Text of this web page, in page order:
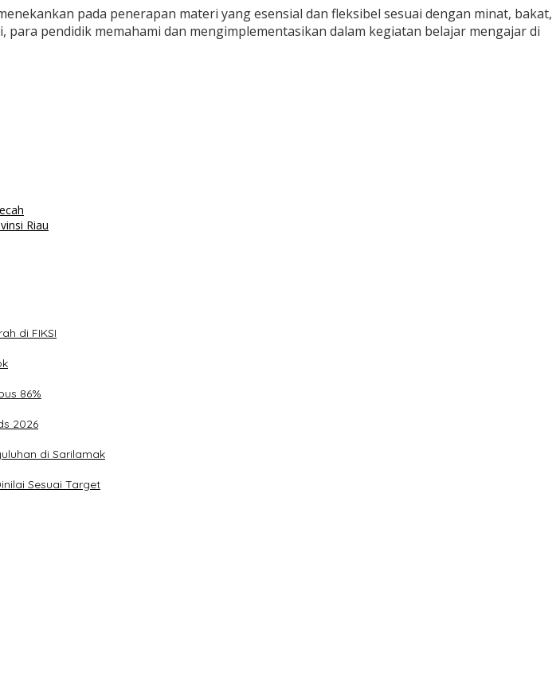
pada penerapan materi yang esensial dan fleksibel sesuai dengan minat, bakat,
pendidik memahami dan mengimplementasikan dalam kegiatan belajar mengajar di
Riau
di FIKSI
86%
2026
di Sarilamak
Sesuai Target